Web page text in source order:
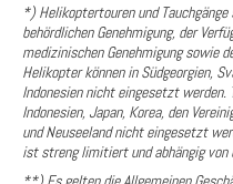
*) Helikoptertouren und
behördlichen Genehmigung, der
medizinischen Genehmigung sowie
Helikopter können in Südgeorgien,
Indonesien nicht eingesetzt werden.
Indonesien, Japan, Korea, den
und Neuseeland nicht eingesetzt
ist streng limitiert und abhängig von